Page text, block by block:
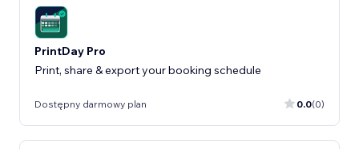
PrintDay Pro
Print, share & export your booking schedule
Dostępny darmowy plan 0.0(0)